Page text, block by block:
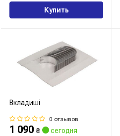
Купить
Вкладиші
0 отзывов
1 090 ₴ сегодня